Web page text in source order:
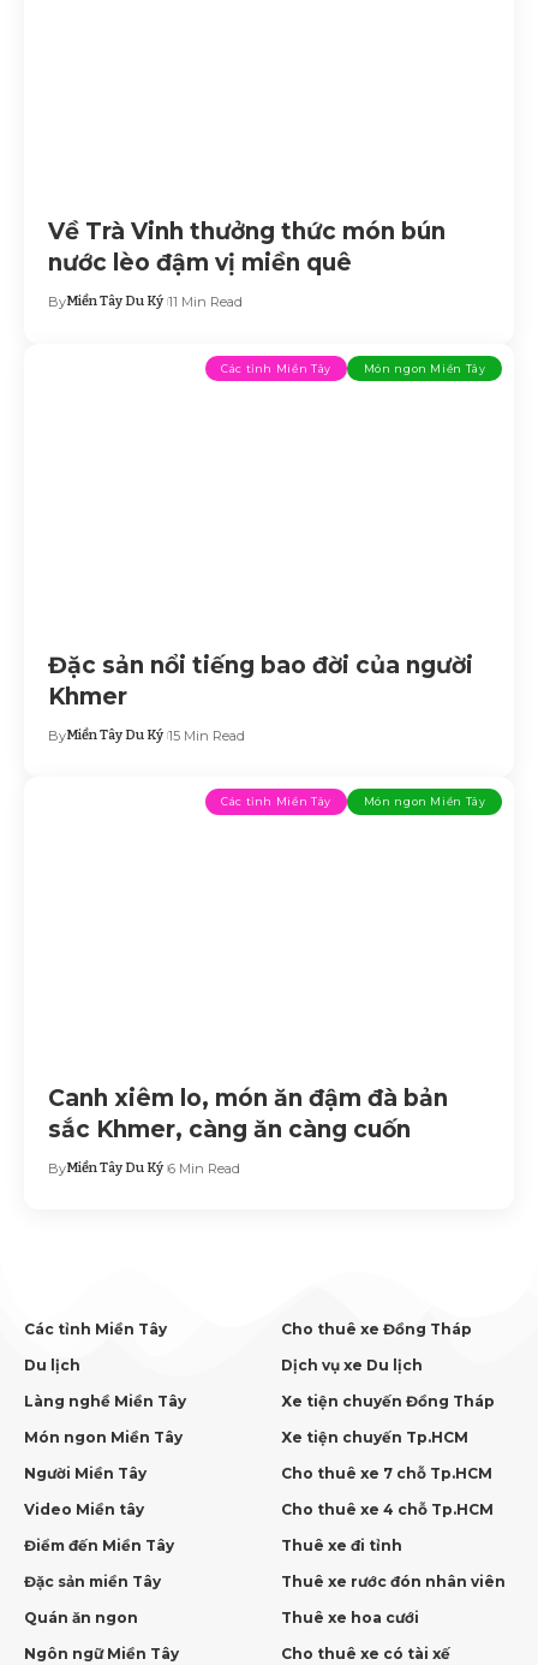
Về Trà Vinh thưởng thức món bún
nước lèo đậm vị miền quê
ByMiền Tây Du Ký 11 Min Read
Các tỉnh Miền Tây Món ngon Miền Tây
Đặc sản nổi tiếng bao đời của người
Khmer
ByMiền Tây Du Ký 15 Min Read
Các tỉnh Miền Tây Món ngon Miền Tây
Canh xiêm lo, món ăn đậm đà bản
sắc Khmer, càng ăn càng cuốn
ByMiền Tây Du Ký 6 Min Read
Các tỉnh Miền Tây
Du lịch
Làng nghề Miền Tây
Món ngon Miền Tây
Người Miền Tây
Video Miền tây
Điểm đến Miền Tây
Đặc sản miền Tây
Quán ăn ngon
Ngôn ngữ Miền Tây
Cho thuê xe Đồng Tháp
Dịch vụ xe Du lịch
Xe tiện chuyến Đồng Tháp
Xe tiện chuyến Tp.HCM
Cho thuê xe 7 chỗ Tp.HCM
Cho thuê xe 4 chỗ Tp.HCM
Thuê xe đi tỉnh
Thuê xe rước đón nhân viên
Thuê xe hoa cưới
Cho thuê xe có tài xế